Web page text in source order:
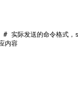
际发送的命令格式，
内容